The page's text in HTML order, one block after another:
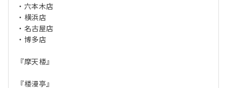
・六本木店
・横浜店
・名古屋店
・博多店
『摩天楼』
『楼漫亭』